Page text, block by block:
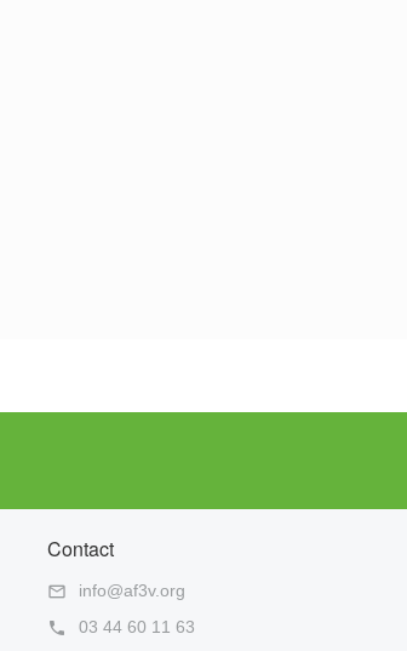
Contact

info@af3v.org

03 44 60 11 63